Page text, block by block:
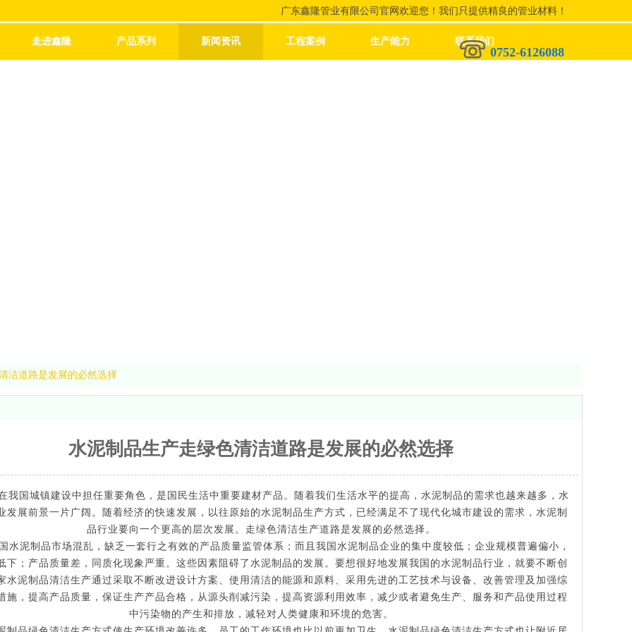
广东鑫隆管业有限公司官网欢迎您！我们只提供精良的管业材料！
0752-6126088
走进鑫隆 产品系列 新闻资讯 工程案例 生产能力 联系我们
洁道路是发展的必然选择
水泥制品生产走绿色清洁道路是发展的必然选择
我国城镇建设中担任重要角色，是国民生活中重要建材产品。随着我们生活水平的提高，水泥制品的需求也越来越多，水
发展前景一片广阔。随着经济的快速发展，以往原始的水泥制品生产方式，已经满足不了现代化城市建设的需求，水泥制
品行业要向一个更高的层次发展。走绿色清洁生产道路是发展的必然选择。
泥制品市场混乱，缺乏一套行之有效的产品质量监管体系；而且我国水泥制品企业的集中度较低；企业规模普遍偏小，
下；产品质量差，同质化现象严重。这些因素阻碍了水泥制品的发展。要想很好地发展我国的水泥制品行业，就要不断创
水泥制品清洁生产通过采取不断改进设计方案、使用清洁的能源和原料、采用先进的工艺技术与设备、改善管理及加强综
施，提高产品质量，保证生产产品合格，从源头削减污染，提高资源利用效率，减少或者避免生产、服务和产品使用过程
中污染物的产生和排放，减轻对人类健康和环境的危害。